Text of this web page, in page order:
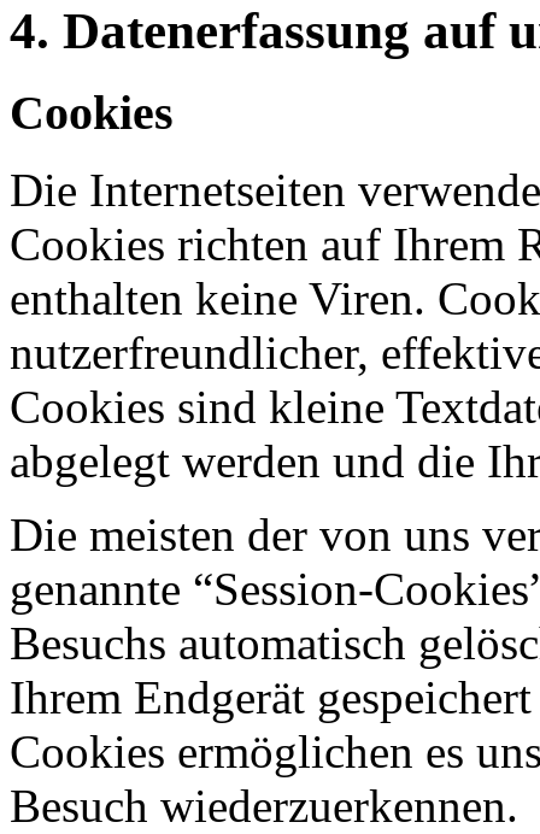
4. Datenerfassung auf
Cookies
Die Internetseiten
Cookies richten auf Ihrem
enthalten keine Viren.
nutzerfreundlicher,
Cookies sind kleine
abgelegt werden und die
Die meisten der von uns
genannte “Session-
Besuchs automatisch
Ihrem Endgerät
Cookies ermöglichen es
Besuch wiederzuerkennen.